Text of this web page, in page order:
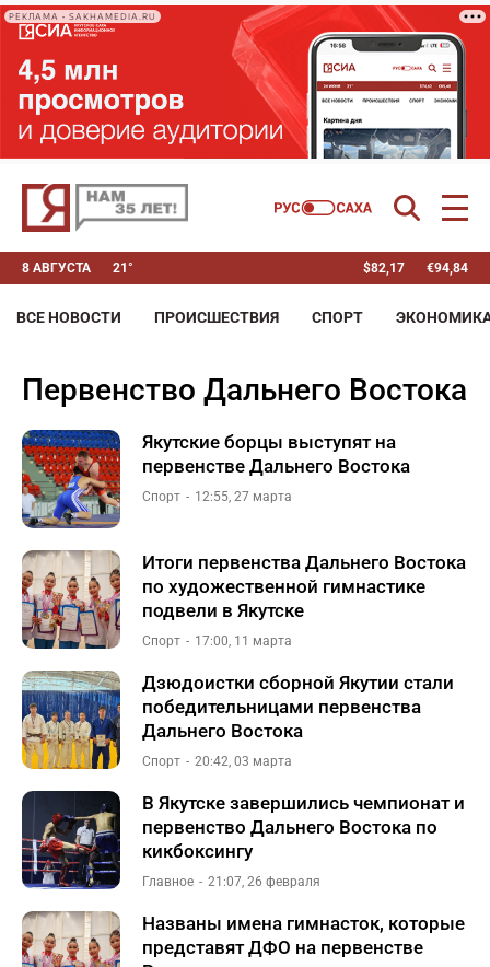
РЕКЛАМА • SAKHAMEDIA.RU
8 АВГУСТА 21° $82,17 €94,84
ВСЕ НОВОСТИ ПРОИСШЕСТВИЯ СПОРТ
первенство Дальнего Востока
Якутские борцы выступят на
первенстве Дальнего Востока
Спорт 12:55, 27 марта
Итоги первенства Дальнего Востока
по художественной гимнастике
подвели в Якутске
Спорт 17:00, 11 марта
Дзюдоистки сборной Якутии стали
победительницами первенства
Дальнего Востока
Спорт 20:42, 03 марта
В Якутске завершились чемпионат и
первенство Дальнего Востока по
кикбоксингу
Главное 21:07, 26 февраля
Названы имена гимнасток, которые
представят ДФО на первенстве